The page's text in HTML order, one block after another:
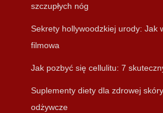
szczupłych nóg
Sekrety hollywoodzkiej urody: Jak
filmowa
Jak pozbyć się cellulitu: 7
Suplementy diety dla zdrowej
odżywcze